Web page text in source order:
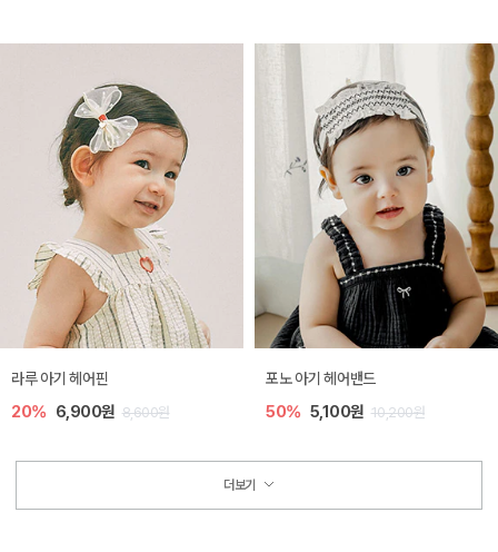
라루 아기 헤어핀
20% 6,900원 8,600원
포노 아기 헤어밴드
50% 5,100원 10,200원
더보기